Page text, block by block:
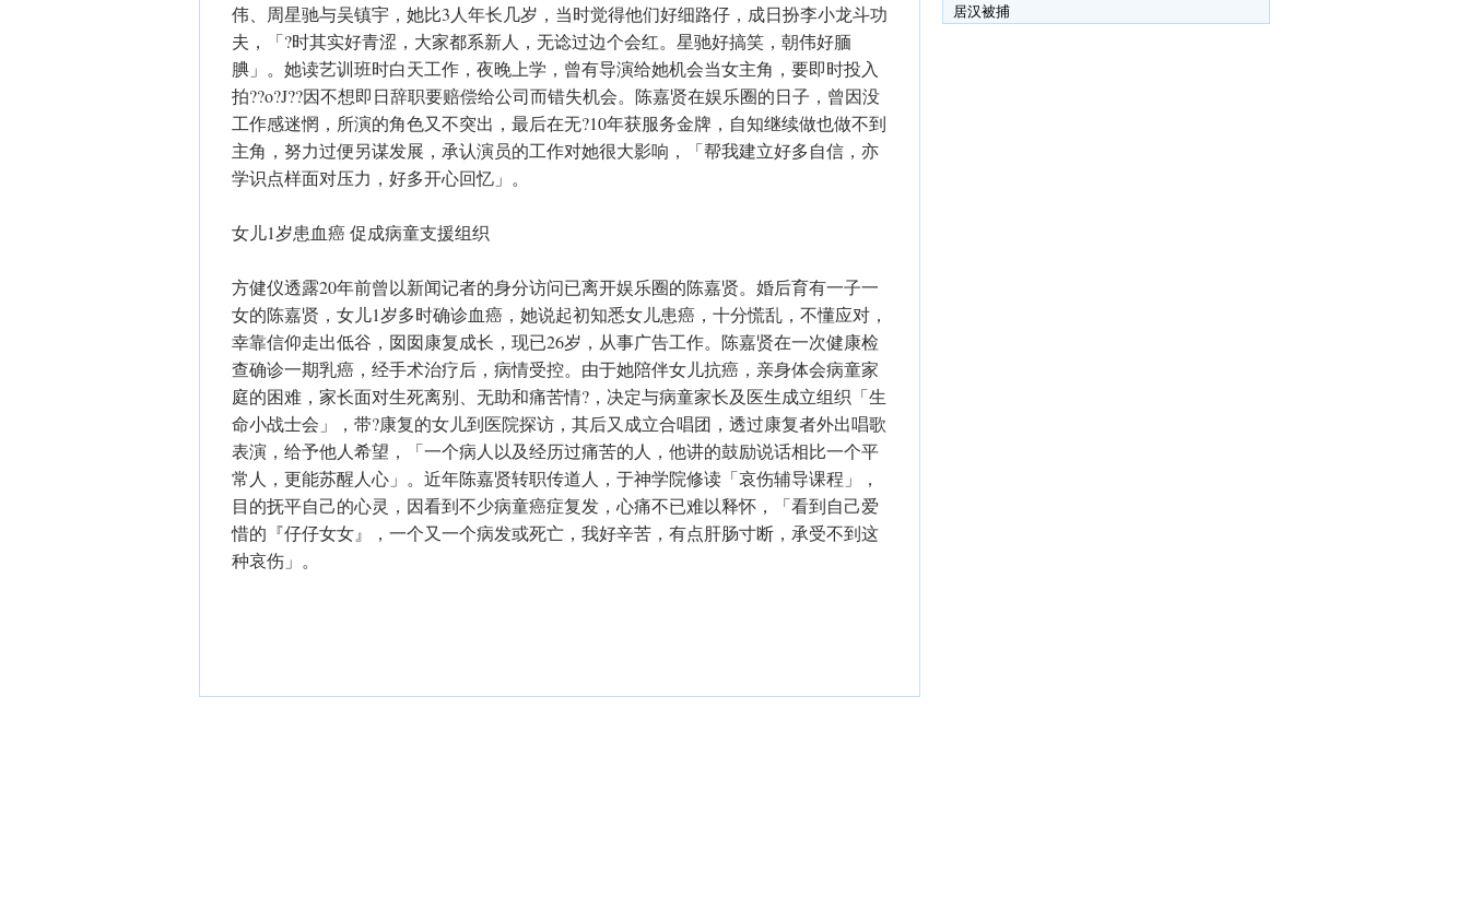
伟、周星驰与吴镇宇，她比3人年长几岁，当时觉得他们好细路仔，成日扮李小龙斗功
夫，「?时其实好青涩，大家都系新人，无谂过边个会红。星驰好搞笑，朝伟好腼
腆」。她读艺训班时白天工作，夜晚上学，曾有导演给她机会当女主角，要即时投入
拍??o?J??因不想即日辞职要赔偿给公司而错失机会。陈嘉贤在娱乐圈的日子，曾因没
工作感迷惘，所演的角色又不突出，最后在无?10年获服务金牌，自知继续做也做不到
主角，努力过便另谋发展，承认演员的工作对她很大影响，「帮我建立好多自信，亦
学识点样面对压力，好多开心回忆」。
女儿1岁患血癌 促成病童支援组织
方健仪透露20年前曾以新闻记者的身分访问已离开娱乐圈的陈嘉贤。婚后育有一子一
女的陈嘉贤，女儿1岁多时确诊血癌，她说起初知悉女儿患癌，十分慌乱，不懂应对，
幸靠信仰走出低谷，囡囡康复成长，现已26岁，从事广告工作。陈嘉贤在一次健康检
查确诊一期乳癌，经手术治疗后，病情受控。由于她陪伴女儿抗癌，亲身体会病童家
庭的困难，家长面对生死离别、无助和痛苦情?，决定与病童家长及医生成立组织「生
命小战士会」，带?康复的女儿到医院探访，其后又成立合唱团，透过康复者外出唱歌
表演，给予他人希望，「一个病人以及经历过痛苦的人，他讲的鼓励说话相比一个平
常人，更能苏醒人心」。近年陈嘉贤转职传道人，于神学院修读「哀伤辅导课程」，
目的抚平自己的心灵，因看到不少病童癌症复发，心痛不已难以释怀，「看到自己爱
惜的『仔仔女女』，一个又一个病发或死亡，我好辛苦，有点肝肠寸断，承受不到这
种哀伤」。
居汉被捕